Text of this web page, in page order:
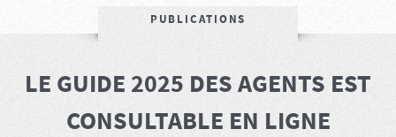
PUBLICATIONS
LE GUIDE 2025 DES AGENTS EST
CONSULTABLE EN LIGNE